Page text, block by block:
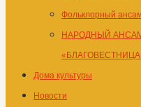
Фольклорный
НАРОДНЫЙ
Дома культуры
Новости